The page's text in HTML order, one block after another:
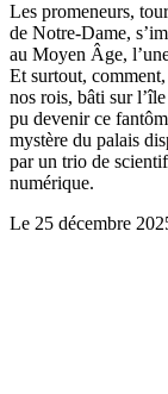
Les promeneurs,
de Notre-Dame,
au Moyen Âge,
Et surtout,
nos rois, bâti sur
pu devenir ce
mystère du palais
par un trio de
numérique.
Le 25 décembre